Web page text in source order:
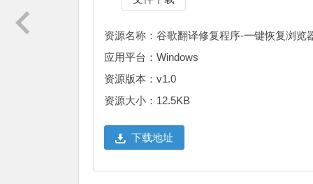
资源名称：谷歌翻译修复程序-一键恢复浏览
应用平台：Windows
资源版本：v1.0
资源大小：12.5KB
下载地址